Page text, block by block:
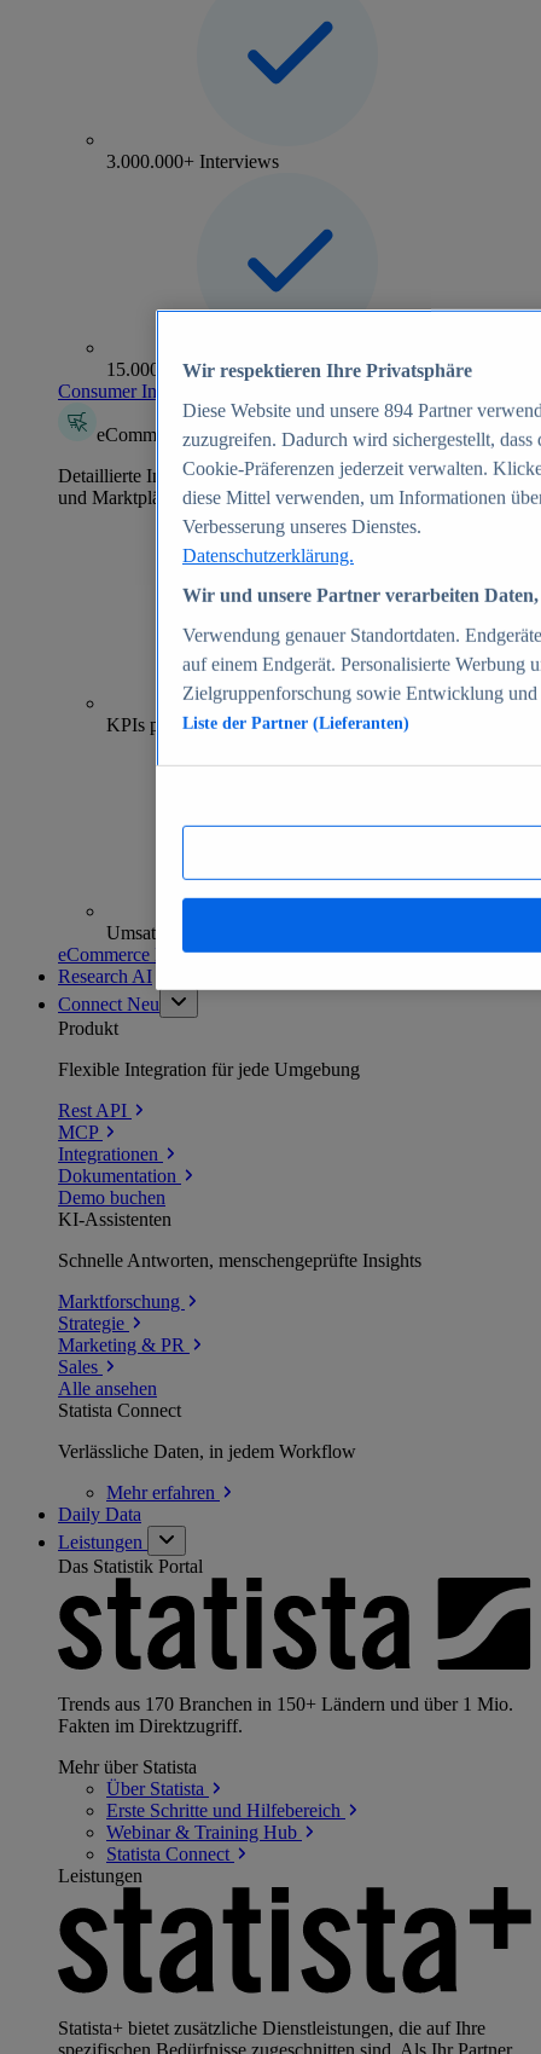
3.000.000+ Interviews
15.000+ Marken
Consumer Insights entdecken
eCommerce Insights
Detaillierte Informationen zu mehr als 39.000 Online-Shops
und Marktplätzen
70+
KPIs pro Shop
Umsatzanalysen und -prognosen
eCommerce Insights entdecken
Research AI
Connect Neu
Produkt
Flexible Integration für jede Umgebung
Rest API
MCP
Integrationen
Dokumentation
Demo buchen
KI-Assistenten
Schnelle Antworten, menschengeprüfte Insights
Marktforschung
Strategie
Marketing & PR
Sales
Alle ansehen
Statista Connect
Verlässliche Daten, in jedem Workflow
Mehrerfahren
Daily Data
Leistungen
Das Statistik Portal
Trends aus 170 Branchen in 150+ Ländern und über 1 Mio.
Fakten im Direktzugriff.
Mehr über Statista
Über Statista
Erste Schritte und Hilfebereich
Webinar & Training Hub
Statista Connect
Leistungen
Statista+ bietet zusätzliche Dienstleistungen, die auf Ihre
spezifischen Bedürfnisse zugeschnitten sind. Als Ihr Partner
Wir respektieren Ihre Privatsphäre
Diese Website und unsere 894 Partner
zuzugreifen. Dadurch wird sichergestellt,
Cookie-Präferenzen jederzeit verwalten.
diese Mittel verwenden, um Informationen
Verbesserung unseres Dienstes.
Datenschutzerklärung.
Wir und unsere Partner verarbeiten
Verwendung genauer Standortdaten.
auf einem Endgerät. Personalisierte Werbung
Zielgruppenforschung sowie Entwicklung
Liste der Partner (Lieferanten)